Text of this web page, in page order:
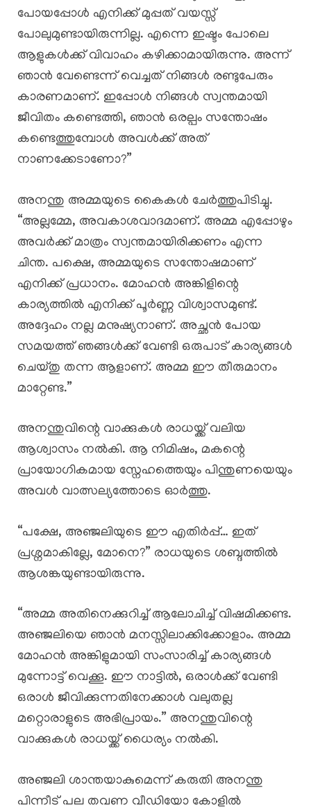
പോയപ്പോൾ എനിക്ക് മുപ്പത് വയസ്സ്
പോലുമുണ്ടായിരുന്നില്ല. എന്നെ ഇഷ്ടം പോലെ
ആളുകൾക്ക് വിവാഹം കഴിക്കാമായിരുന്നു. അന്ന്
ഞാൻ വേണ്ടെന്ന് വെച്ചത് നിങ്ങൾ രണ്ടുപേരും
കാരണമാണ്. ഇപ്പോൾ നിങ്ങൾ സ്വന്തമായി
ജീവിതം കണ്ടെത്തി, ഞാൻ ഒരല്പം സന്തോഷം
കണ്ടെത്തുമ്പോൾ അവൾക്ക് അത്
നാണക്കേടാണോ?”
അനന്തു അമ്മയുടെ കൈകൾ ചേർത്തുപിടിച്ചു.
“അല്ലമ്മേ, അവകാശവാദമാണ്. അമ്മ എപ്പോഴും
അവർക്ക് മാത്രം സ്വന്തമായിരിക്കണം എന്ന
ചിന്ത. പക്ഷെ, അമ്മയുടെ സന്തോഷമാണ്
എനിക്ക് പ്രധാനം. മോഹൻ അങ്കിളിന്റെ
കാര്യത്തിൽ എനിക്ക് പൂർണ്ണ വിശ്വാസമുണ്ട്.
അദ്ദേഹം നല്ല മനുഷ്യനാണ്. അച്ഛൻ പോയ
സമയത്ത് ഞങ്ങൾക്ക് വേണ്ടി ഒരുപാട് കാര്യങ്ങൾ
ചെയ്തു തന്ന ആളാണ്. അമ്മ ഈ തീരുമാനം
മാറ്റേണ്ട.”
അനന്തുവിന്റെ വാക്കുകൾ രാധയ്ക്ക് വലിയ
ആശ്വാസം നൽകി. ആ നിമിഷം, മകന്റെ
പ്രായോഗികമായ സ്നേഹത്തെയും പിന്തുണയെയും
അവൾ വാത്സല്യത്തോടെ ഓർത്തു.
“പക്ഷേ, അഞ്ജലിയുടെ ഈ എതിർപ്പ്… ഇത്
പ്രശ്നമാകില്ലേ, മോനെ?” രാധയുടെ ശബ്ദത്തിൽ
ആശങ്കയുണ്ടായിരുന്നു.
“അമ്മ അതിനെക്കുറിച്ച് ആലോചിച്ച് വിഷമിക്കണ്ട.
അഞ്ജലിയെ ഞാൻ മനസ്സിലാക്കിക്കോളാം. അമ്മ
മോഹൻ അങ്കിളുമായി സംസാരിച്ച് കാര്യങ്ങൾ
മുന്നോട്ട് വെക്കൂ. ഈ നാട്ടിൽ, ഒരാൾക്ക് വേണ്ടി
ഒരാൾ ജീവിക്കുന്നതിനേക്കാൾ വലുതല്ല
മറ്റൊരാളുടെ അഭിപ്രായം.” അനന്തുവിന്റെ
വാക്കുകൾ രാധയ്ക്ക് ധൈര്യം നൽകി.
അഞ്ജലി ശാന്തയാകുമെന്ന് കരുതി അനന്തു
പിന്നീട് പല തവണ വീഡിയോ കോളിൽ